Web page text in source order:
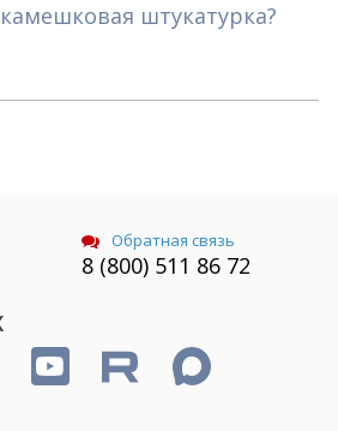
штукатурка?
Обратная связь
8 (800) 511 86 72